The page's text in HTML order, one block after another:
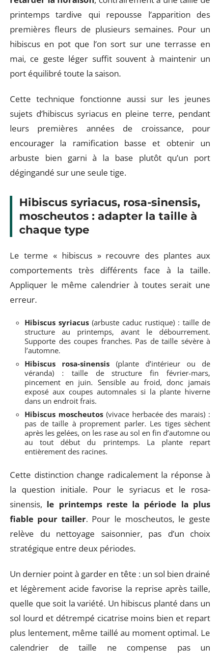
printemps tardive qui repousse l’apparition des
premières fleurs de plusieurs semaines. Pour un
hibiscus en pot que l’on sort sur une terrasse en
mai, ce geste léger suffit souvent à maintenir un
port équilibré toute la saison.
Cette technique fonctionne aussi sur les jeunes
sujets d’hibiscus syriacus en pleine terre, pendant
leurs premières années de croissance, pour
encourager la ramification basse et obtenir un
arbuste bien garni à la base plutôt qu’un port
dégingandé sur une seule tige.
Hibiscus syriacus, rosa-sinensis,
moscheutos : adapter la taille à
chaque type
Le terme « hibiscus » recouvre des plantes aux
comportements très différents face à la taille.
Appliquer le même calendrier à toutes serait une
erreur.
Hibiscus syriacus (arbuste caduc rustique) : taille de
structure au printemps, avant le débourrement.
Supporte des coupes franches. Pas de taille sévère à
l’automne.
Hibiscus rosa-sinensis (plante d’intérieur ou de
véranda) : taille de structure fin février-mars,
pincement en juin. Sensible au froid, donc jamais
exposé aux coupes automnales si la plante hiverne
dans un endroit frais.
Hibiscus moscheutos(vivace herbacée des marais) :
pas de taille à proprement parler. Les tiges sèchent
après les gelées, on les rase au sol en fin d’automne ou
au tout début du printemps. La plante repart
entièrement des racines.
Cette distinction change radicalement la réponse à
la question initiale. Pour le syriacus et le rosa-
sinensis, le printemps reste la période la plus
fiable pour tailler. Pour le moscheutos, le geste
relève du nettoyage saisonnier, pas d’un choix
stratégique entre deux périodes.
Un dernier point à garder en tête : un sol bien drainé
et légèrement acide favorise la reprise après taille,
quelle que soit la variété. Un hibiscus planté dans un
sol lourd et détrempé cicatrise moins bien et repart
plus lentement, même taillé au moment optimal. Le
calendrier de taille ne compense pas un